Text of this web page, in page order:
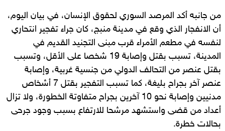
من جانبه أكد المرصد السوري لحقوق الإنسان، في بيان اليوم،
أن الانفجار الذي وقع في مدينة منبج، كان جراء تفجير انتحاري
لنفسه في مطعم الأمراء قرب مبنى التجنيد القديم في
المدينة، تسبب بقتل وإصابة 19 شخصا على الأقل، وتسبب
بقتل عنصر من التحالف الدولي من جنسية غربية، وإصابة
عنصر آخر بجراح بليغة، كما تسبب التفجير بقتل 7 أشخاص
مدنيين وإصابة نحو 10 آخرين بجراح متفاوتة الخطورة، ولا تزال
أعداد من قضى واستشهد مرشحا للارتفاع بسبب وجود جرحى
بحالات خطرة.